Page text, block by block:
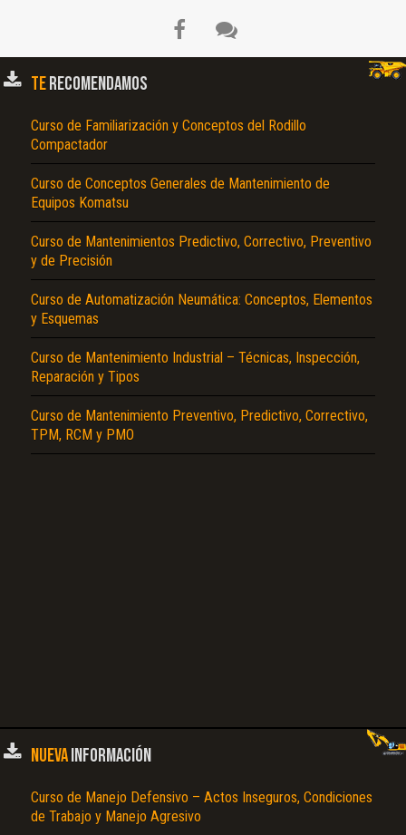
TERECOMENDAMOS
Curso de Familiarización y Conceptos del Rodillo
Compactador
Curso de Conceptos Generales de Mantenimiento de
Equipos Komatsu
Curso de Mantenimientos Predictivo, Correctivo, Preventivo
y de Precisión
Curso de Automatización Neumática: Conceptos, Elementos
y Esquemas
Curso de Mantenimiento Industrial – Técnicas, Inspección,
Reparación y Tipos
Curso de Mantenimiento Preventivo, Predictivo, Correctivo,
TPM, RCM y PMO
NUEVAINFORMACIÓN
Curso de Manejo Defensivo – Actos Inseguros, Condiciones
de Trabajo y Manejo Agresivo
El Título es incorrecto según el contenido.
Texto o Imagen de portada son erróneos.
No carga o no se visualiza el contenido.